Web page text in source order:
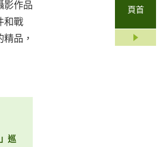
頁首
影作品
和戰
品，
巡